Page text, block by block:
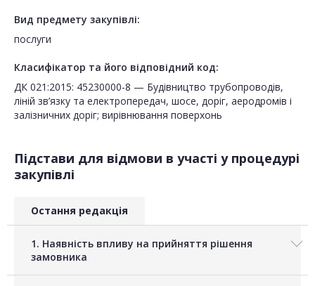
Вид предмету закупівлі:
послуги
Класифікатор та його відповідний код:
ДК 021:2015: 45230000-8 — Будівництво трубопроводів,
ліній зв’язку та електропередач, шосе, доріг, аеродромів і
залізничних доріг; вирівнювання поверхонь
Підстави для відмови в участі у процедурі
закупівлі
Остання редакція
1. Наявність впливу на прийняття рішення
замовника